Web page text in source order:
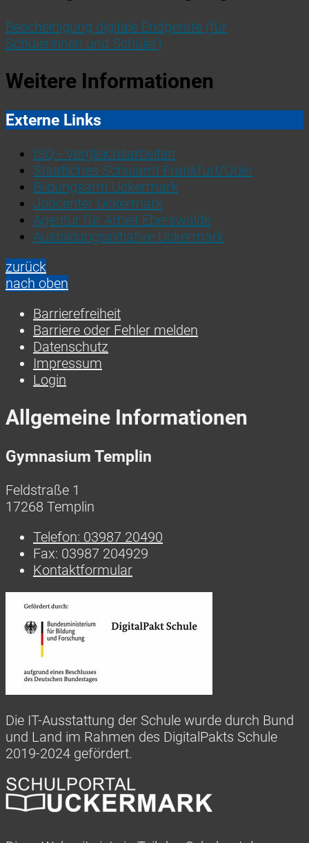
Bescheinigung digitale Endgeräte (für
Schülerinnen und Schüler)
Weitere Informationen
Externe Links
ISQ - Vergleichsarbeiten
Staatliches Schulamt Frankfurt/Oder
Bildungsamt Uckermark
Jobcenter Uckermark
Agentur für Arbeit Eberswalde
Ausbildungsinitiative Uckermark
zurück
nach oben
Barrierefreiheit
Barriere oder Fehler melden
Datenschutz
Impressum
Login
Allgemeine Informationen
Gymnasium Templin
Feldstraße 1
17268 Templin
Telefon: 03987 20490
Fax: 03987 204929
Kontaktformular
Die IT-Ausstattung der Schule wurde durch Bund
und Land im Rahmen des DigitalPakts Schule
2019-2024 gefördert.